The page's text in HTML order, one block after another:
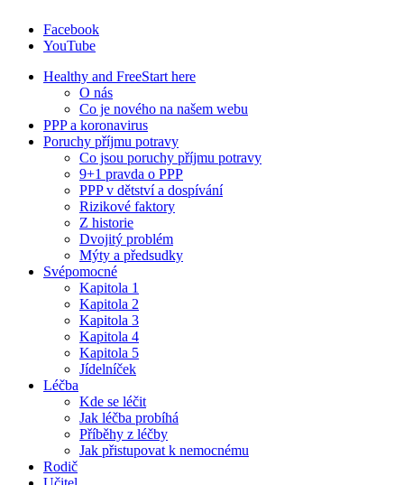
Facebook
YouTube
Healthy and FreeStart here
O nás
Co je nového na našem webu
PPP a koronavirus
Poruchy příjmu potravy
Co jsou poruchy příjmu potravy
9+1 pravda o PPP
PPP v dětství a dospívání
Rizikové faktory
Z historie
Dvojitý problém
Mýty a předsudky
Svépomocné
Kapitola 1
Kapitola 2
Kapitola 3
Kapitola 4
Kapitola 5
Jídelníček
Léčba
Kde se léčit
Jak léčba probíhá
Příběhy z léčby
Jak přistupovat k nemocnému
Rodič